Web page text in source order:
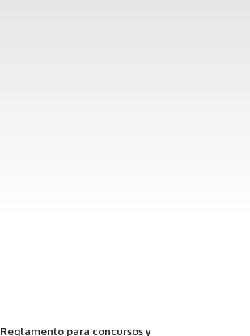
Reglamento para concursos y